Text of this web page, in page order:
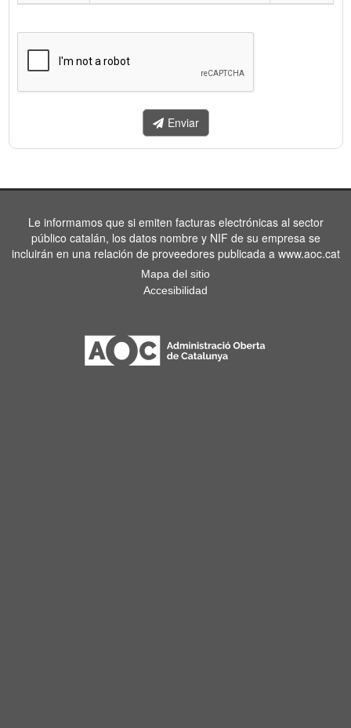
enviar.
Enviar
Le informamos que si emiten facturas electrónicas al sector
público catalán, los datos nombre y NIF de su empresa se
incluirán en una relación de proveedores publicada a www.aoc.cat
Mapa del sitio
Accesibilidad